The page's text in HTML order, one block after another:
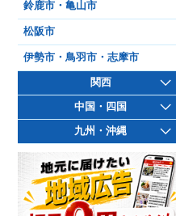
鈴鹿市・亀山市
松阪市
伊勢市・鳥羽市・志摩市
関西
中国・四国
九州・沖縄